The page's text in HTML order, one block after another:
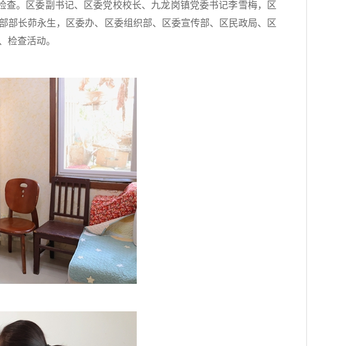
。区委副书记、区委党校校长、九龙岗镇党委书记李雪梅，区
长茆永生，区委办、区委组织部、区委宣传部、区民政局、区
检查活动。